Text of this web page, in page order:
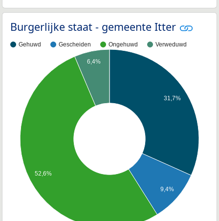
Burgerlijke staat - gemeente Itter
Gehuwd Gescheiden Ongehuwd Verweduwd
31,7%
9,4%
6,4%
52,6%